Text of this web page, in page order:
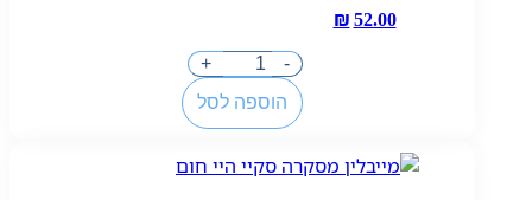
₪52.00
-
כמות
של
מייבלין
פייר
+
הוספה לסל